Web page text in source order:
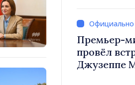
Премьер-
провёл
Джузеппе